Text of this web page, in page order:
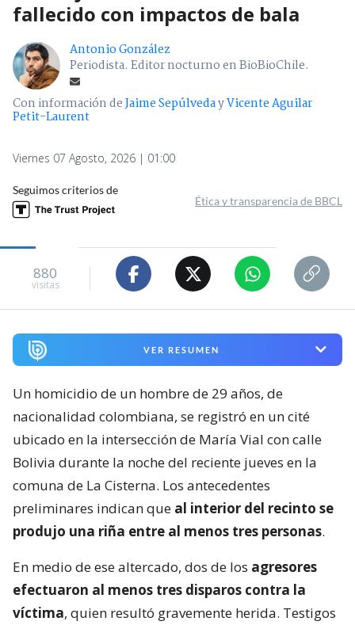
fallecido con impactos de bala
Antonio González
Periodista. Editor nocturno en BioBioChile.
Con información deJaime SepúlvedayVicente Aguilar
Petit-Laurent
Viernes 07 Agosto, 2026 | 01:00
Seguimos criterios de
Ética y transparencia de BBCL
880
visitas
VER RESUMEN
Un homicidio de un hombre de 29 años, de
nacionalidad colombiana, se registró en un cité
ubicado en la intersección de María Vial con calle
Bolivia durante la noche del reciente jueves en la
comuna de La Cisterna. Los antecedentes
preliminares indican que al interior del recinto se
produjo una riña entre al menos tres personas.
En medio de ese altercado, dos de los agresores
efectuaron al menos tres disparos contra la
víctima, quien resultó gravemente herida. Testigos